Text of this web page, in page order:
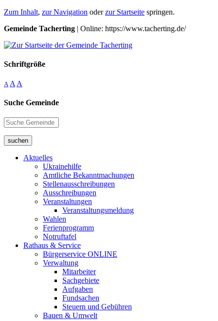
Zum Inhalt, zur Navigation oderzur Startseite springen.
Gemeinde Tacherting | Online: https://www.tacherting.de/
Schriftgröße
A A A
Suche Gemeinde
suchen
Aktuelles
Ukrainehilfe
Amtliche Bekanntmachungen
Stellenausschreibungen
Ausschreibungen
Veranstaltungen
Veranstaltungsmeldung
Wahlen
Ferienprogramm
Notruftafel
Rathaus & Service
Bürgerservice ONLINE
Verwaltung
Mitarbeiter
Sachgebiete
Aufgaben
Fundsachen
Steuern und Gebühren
Bauen & Umwelt